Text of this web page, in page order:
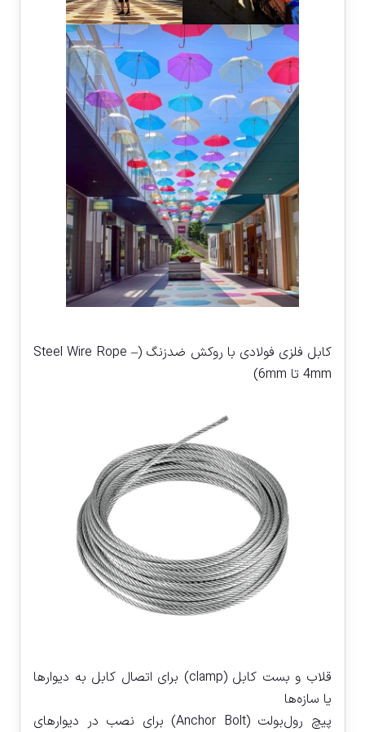
کابل فلزی فولادی با روکش ضدزنگ (Steel Wire Rope –
4mm تا 6mm)
قلاب و بست کابل (clamp) برای اتصال کابل به دیوارها
یا سازه‌ها
پیچ رول‌بولت (Anchor Bolt) برای نصب در دیوارهای